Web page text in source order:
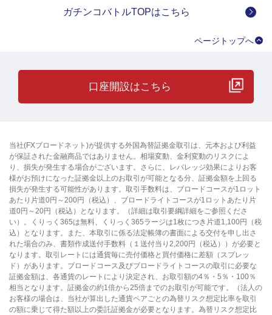
ガチンコバトルTOPはこちら
ページトップへ
口座開設はこちら
当社(FXブロードネット)が提供する外国為替証拠金取引は、元本および利益
が保証された金融商品ではありません。相場変動、金利変動のリスクによ
り、損失が発生する場合がございます。さらに、レバレッジ効果によりお客
様がお預けになった証拠金以上のお取引が可能となる分、証拠金額を上回る
損失が発生する可能性があります。取引手数料は、ブロードコースが1ロット
あたり片道0円～200円（税込）、ブロードライトコースが1ロットあたり片
道0円～20円（税込）となります。（詳細は取引要綱詳細をご参照くださ
い）。くりっく365は無料、くりっく365ラージは1枚につき片道1,100円（税
込）となります。また、本取引に係る法定帳簿の書面による交付を申し出さ
れた場合のみ、書類作成送付手数料（１送付当り2,200円（税込））が必要と
なります。取引レートには通貨毎に売付価格と買付価格に差額（スプレッ
ド）があります。ブロードコース及びブロードライトコースの取引に必要な
証拠金額は、各通貨のレートにより決定され、お取引額の4％・5％・100％
相当となります。証拠金の約1倍から25倍までのお取引が可能です。（法人の
お客様の場合は、当社が算出した通貨ペアごとの為替リスク想定比率を取引
の額に乗じて得た額以上の委託証拠金が必要となります。為替リスク想定比